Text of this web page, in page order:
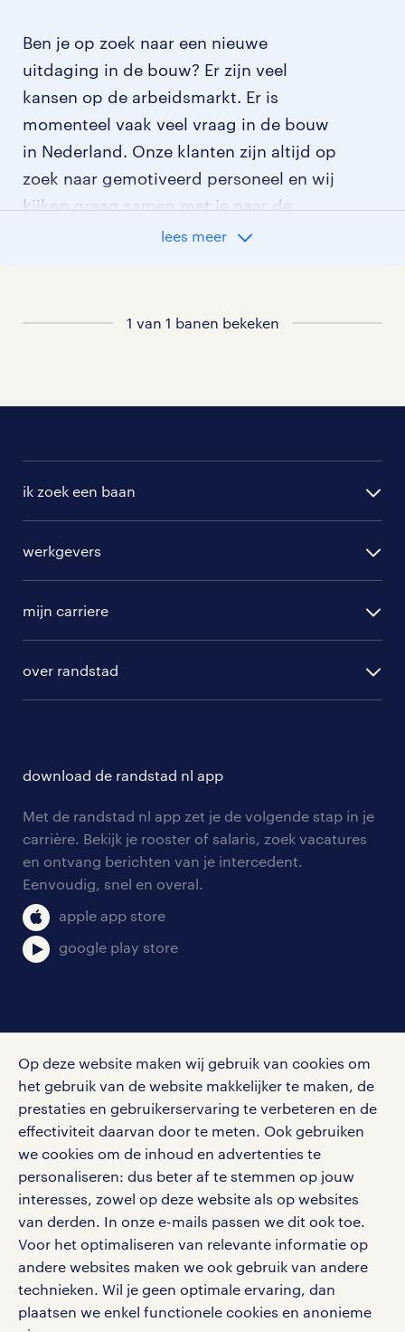
Op deze website maken wij gebruik van cookies om
het gebruik van de website makkelijker te maken, de
prestaties en gebruikerservaring te verbeteren en de
effectiviteit daarvan door te meten. Ook gebruiken
we cookies om de inhoud en advertenties te
personaliseren: dus beter af te stemmen op jouw
interesses, zowel op deze website als op websites
van derden. In onze e-mails passen we dit ook toe.
Voor het optimaliseren van relevante informatie op
andere websites maken we ook gebruik van andere
technieken. Wil je geen optimale ervaring, dan
plaatsen we enkel functionele cookies en anonieme
Ben je op zoek naar een nieuwe
uitdaging in de bouw? Er zijn veel
kansen op de arbeidsmarkt. Er is
momenteel vaak veel vraag in de bouw
in Nederland. Onze klanten zijn altijd op
zoek naar gemotiveerd personeel en wij
kijken graag samen met je naar de
organisatie die het beste bij je past. In
lees meer
1 van 1 banen bekeken
ik zoek een baan
randstad professional
randstad digital
werkgevers
hr-diensten
branches
tarieven
personeel gezocht
aanmelden nieuwsbrief
mijn carriere
solliciteren
blogs en artikelen
salarischecker
bruto-netto calculator
over randstad
onze vestigingen
pers
klachten en misstanden
download de randstad nl app
Met de randstad nl app zet je de volgende stap in je
carrière. Bekijk je rooster of salaris, zoek vacatures
en ontvang berichten van je intercedent.
Eenvoudig, snel en overal.
apple app store
google play store
Volg ons voor de leukste content omtrent
vacatures, solliciteren en inspiratie.
werken bij randstad
gebruikersvoorwaarden
privacystatement
cookies
disclaimer